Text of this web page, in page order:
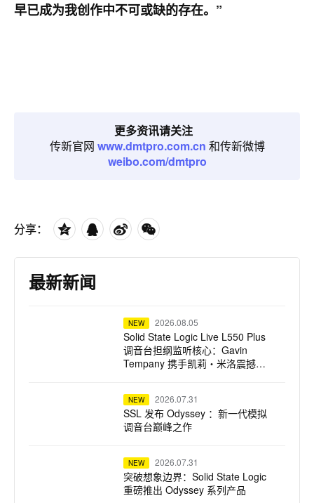
早已成为我创作中不可或缺的存在。”
更多资讯请关注
传新官网 www.dmtpro.com.cn 和传新微博
weibo.com/dmtpro
分享：
最新新闻
NEW 2026.08.05
Solid State Logic Live L550 Plus
调音台担纲监听核心：Gavin
Tempany 携手凯莉・米洛震撼巡
NEW 2026.07.31
SSL 发布 Odyssey ：新一代模拟
调音台巅峰之作
NEW 2026.07.31
突破想象边界：Solid State Logic
重磅推出 Odyssey 系列产品